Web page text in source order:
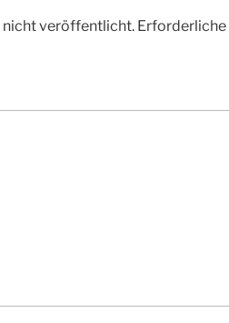
nicht veröffentlicht. Erforderliche